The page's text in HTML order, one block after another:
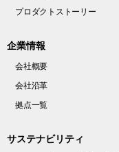
プロダクトストーリー
企業情報
会社概要
会社沿革
拠点一覧
サステナビリティ